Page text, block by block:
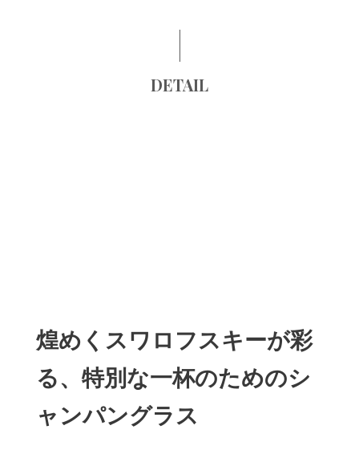
DETAIL
煌めくスワロフスキーが彩
る、特別な一杯のためのシ
ャンパングラス